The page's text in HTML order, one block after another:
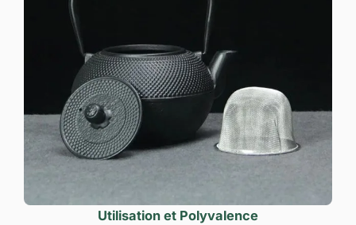
Utilisation et Polyvalence